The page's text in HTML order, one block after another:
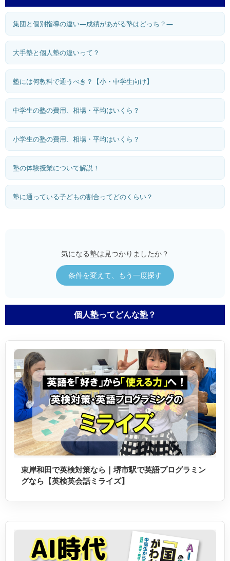
集団と個別指導の違い―成績があがる塾はどっち？―
大手塾と個人塾の違いって？
塾には何教科で通うべき？【小・中学生向け】
中学生の塾の費用、相場・平均はいくら？
小学生の塾の費用、相場・平均はいくら？
塾の体験授業について解説！
塾に通っている子どもの割合ってどのくらい？
気になる塾は見つかりましたか？
条件を変えて、もう一度探す
個人塾ってどんな塾？
東岸和田で英検対策なら｜堺市駅で英語プログラミン
グなら【英検英会話ミライズ】